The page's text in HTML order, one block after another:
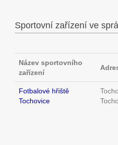
Sportovní zařízení ve
Název sportovního
zařízení
Fotbalové hřiště
Tochovice